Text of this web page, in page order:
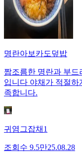
명란아보카도덮밥
짭조름한 명란과 부
입니다 야채가 적절
족합니다.
귀염그잡채1
조회수 9.5만25.08.28